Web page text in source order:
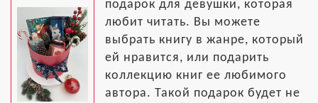
подарок для девушки, которая
любит читать. Вы можете
выбрать книгу в жанре, который
ей нравится, или подарить
коллекцию книг ее любимого
автора. Такой подарок будет не